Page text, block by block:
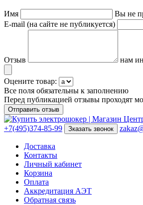
Имя
Вы не
E-mail (на сайте не публикуется)
Отзыв нам
Оцените товар:
Все поля обязательны к заполнению
Перед публикацией отзывы проходят
+7(495)374-85-99 Зказать звонок
Доставка
Контакты
Личный кабинет
Корзина
Оплата
Аккредитация АЭТ
Обратная связь